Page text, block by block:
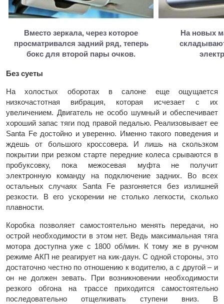
Вместо зеркала, через которое
просматривался задний ряд, теперь
бокс для второй пары очков.
На новых
Без суеты
На холостых оборотах в салоне еще ощущается
низкочастотная вибрация, которая исчезает с их
увеличением. Двигатель не особо шумный и обеспечивает
хороший запас тяги под правой педалью. Реализовывает ее
Santa Fe достойно и уверенно. Именно такого поведения и
ждешь от большого кроссовера. И лишь на скользком
покрытии при резком старте передние колеса срываются в
пробуксовку, пока межосевая муфта не получит
электронную команду на подключение задних. Во всех
остальных случаях Santa Fe разгоняется без излишней
резкости. В его ускорении не столько легкости, сколько
плавности.
Коробка позволяет самостоятельно менять передачи, но
острой необходимости в этом нет. Ведь максимальная тяга
мотора доступна уже с 1800 об/мин. К тому же в ручном
режиме АКП не реагирует на кик-даун. С одной стороны, это
достаточно честно по отношению к водителю, а с другой – и
он не должен зевать. При возникновении необходимости
резкого обгона на трассе приходится самостоятельно
последовательно отщелкивать ступени вниз. В